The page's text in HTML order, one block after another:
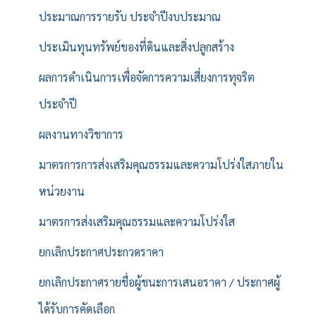
ประมาณการรายรับ ประจำปีงบประมาณ
ประเมินทุนทรัพย์ของที่ดินและสิ่งปลูกสร้าง
ผลการดำเนินการเพื่อจัดการความเสี่ยงการทุจริต
ประจำปี
ผลงานทางวิชาการ
มาตรการการส่งเสริมคุณธรรมและความโปร่งใสภายใน
หน่วยงาน
มาตรการส่งเสริมคุณธรรมและความโปร่งใส
ยกเลิกประกาศประกวดราคา
ยกเลิกประกาศรายชื่อผู้ชนะการเสนอราคา / ประกาศผู้
ได้รับการคัดเลือก